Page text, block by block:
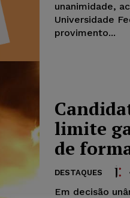
unanimidade,
Universidade
provimento...
limite
de
DESTAQUES
Em decisão